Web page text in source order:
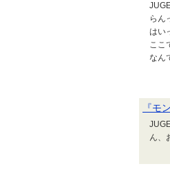
らん
はい
ここ
なん
『モ
ん、